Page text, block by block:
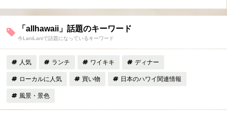
「allhawaii」話題のキーワード
今LaniLaniで話題になっているキーワード
人気 ランチ ワイキキ ディナー
ローカルに人気 買い物 日本のハワイ関連情報
風景・景色